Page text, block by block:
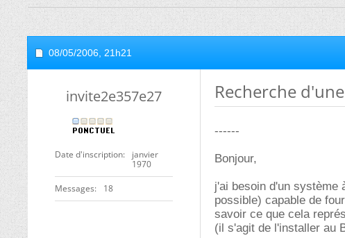
08/05/2006, 21h21
invite2e357e27
Date d'inscription
janvier
1970
Messages 18
Recherche
------
Bonjour,
j'ai besoin d'un système
possible) capable de
savoir ce que cela
(il s'agit de l'installer au